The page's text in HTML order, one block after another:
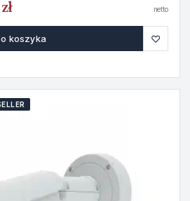
netto
koszyka ♡